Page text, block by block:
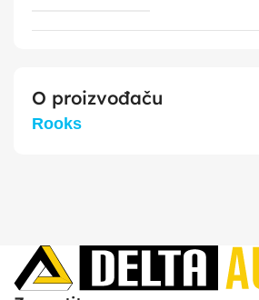
O proizvođaču
Rooks